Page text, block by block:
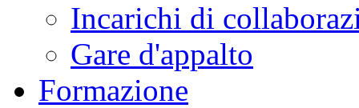
Incarichi di
Gare d'appalto
Formazione